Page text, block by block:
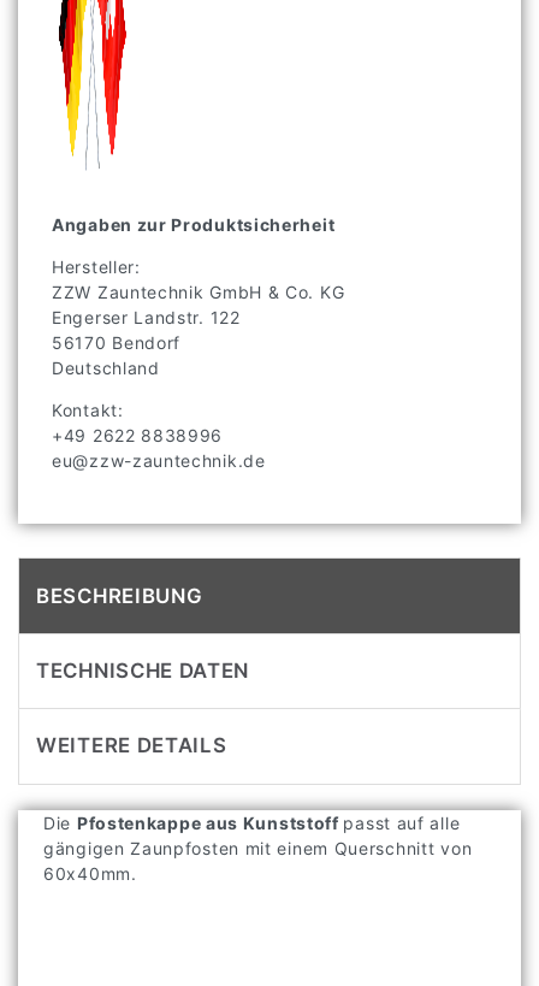
Angaben zur Produktsicherheit
Hersteller:
ZZW Zauntechnik GmbH & Co. KG
Engerser Landstr. 122
56170 Bendorf
Deutschland
Kontakt:
+49 2622 8838996
eu@zzw-zauntechnik.de
BESCHREIBUNG
TECHNISCHE DATEN
WEITERE DETAILS
Die Pfostenkappe aus Kunststoff passt auf alle
gängigen Zaunpfosten mit einem Querschnitt von
60x40mm.